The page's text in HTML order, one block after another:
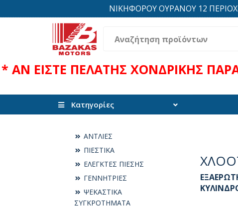
ΝΙΚΗΦΟΡΟΥ ΟΥΡΑΝΟΥ 12 ΠΕΡΙΟΧΗ
* ΑΝ ΕΙΣΤΕ ΠΕΛΑΤΗΣ ΧΟΝΔΡΙΚΗΣ
Κατηγορίες
ΑΝΤΛΙΕΣ
ΠΙΕΣΤΙΚΑ
ΕΛΕΓΚΤΕΣ ΠΙΕΣΗΣ
ΓΕΝΝΗΤΡΙΕΣ
ΨΕΚΑΣΤΙΚΑ
ΣΥΓΚΡΟΤΗΜΑΤΑ